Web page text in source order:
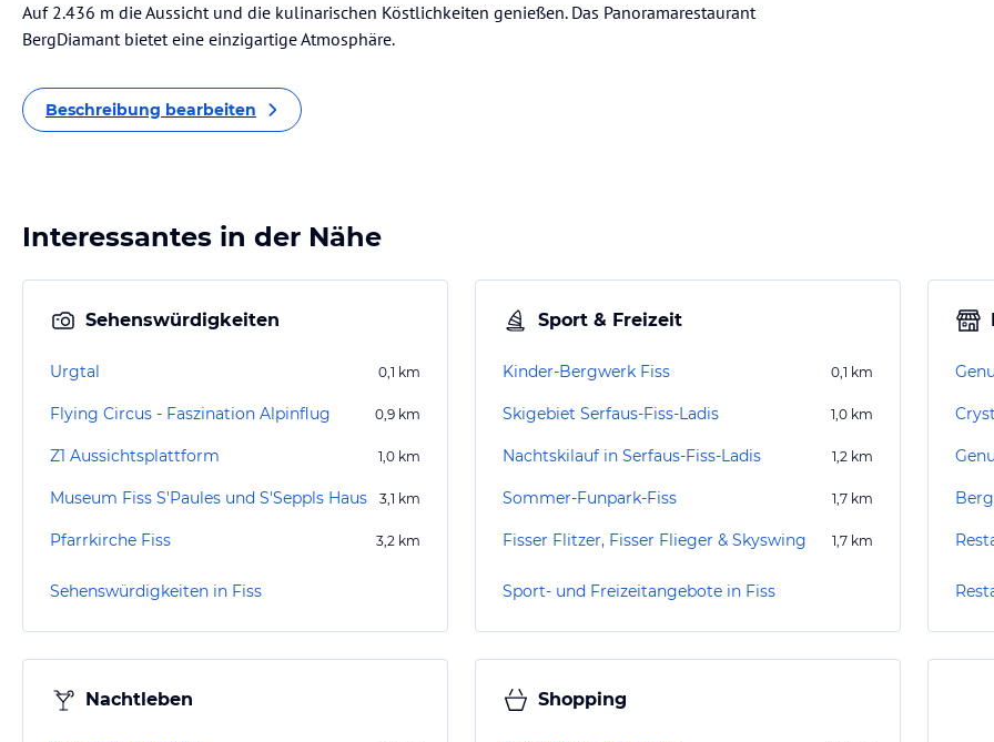
Auf 2.436 m die Aussicht und die kulinarischen Köstlichkeiten genießen. Das Panoramarestaurant
BergDiamant bietet eine einzigartige Atmosphäre.
Beschreibung bearbeiten
Interessantes in der Nähe
Sehenswürdigkeiten
Urgtal 0,1 km
Flying Circus - Faszination Alpinflug 0,9 km
Z1 Aussichtsplattform 1,0 km
Museum Fiss S'Paules und S'Seppls Haus 3,1 km
Pfarrkirche Fiss 3,2 km
Sehenswürdigkeiten in Fiss
Sport & Freizeit
Kinder-Bergwerk Fiss 0,1 km
Skigebiet Serfaus-Fiss-Ladis 1,0 km
Nachtskilauf in Serfaus-Fiss-Ladis 1,2 km
Sommer-Funpark-Fiss 1,7 km
Fisser Flitzer, Fisser Flieger & Skyswing 1,7 km
Sport- und Freizeitangebote in Fiss
Nachtleben Shopping